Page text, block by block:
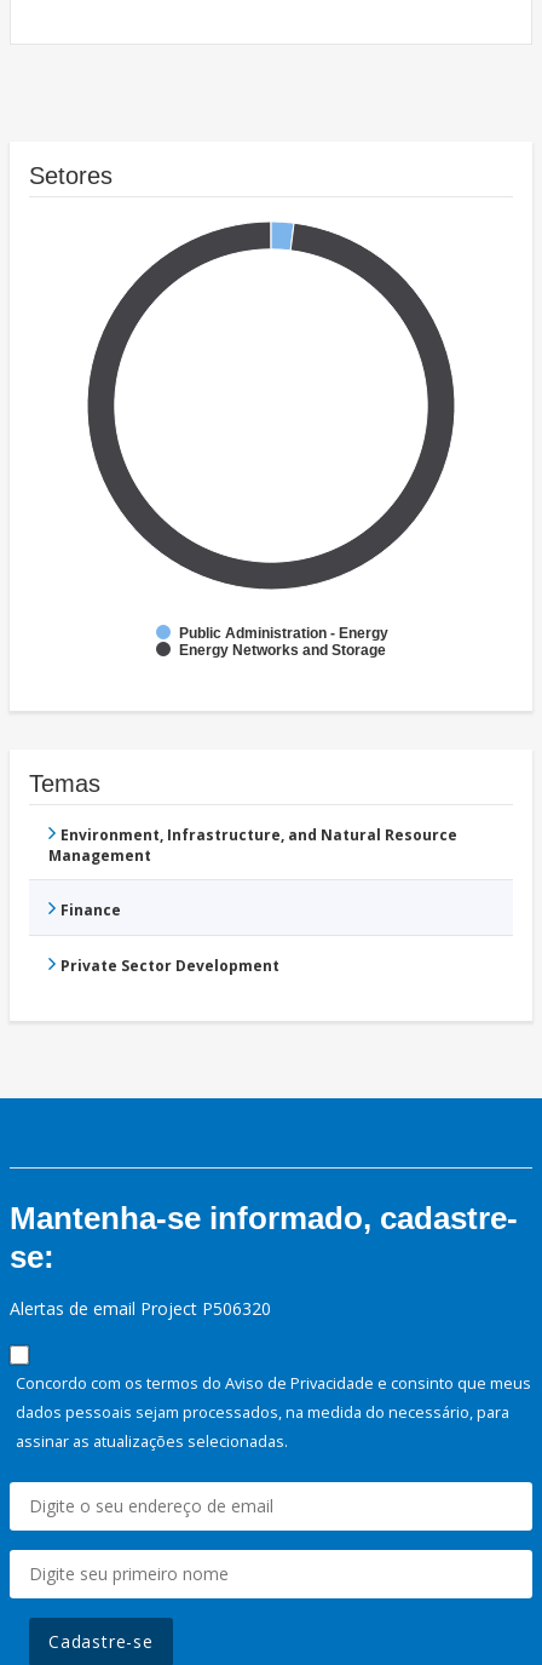
Setores
Public Administration - Energy
Energy Networks and Storage
Temas
Environment, Infrastructure, and Natural Resource
Management
Finance
Private Sector Development
Mantenha-se informado, cadastre-
se:
Alertas de email Project P506320
Concordo com os termos do Aviso de Privacidade e consinto que meus
dados pessoais sejam processados, na medida do necessário, para
assinar as atualizações selecionadas.
Cadastre-se